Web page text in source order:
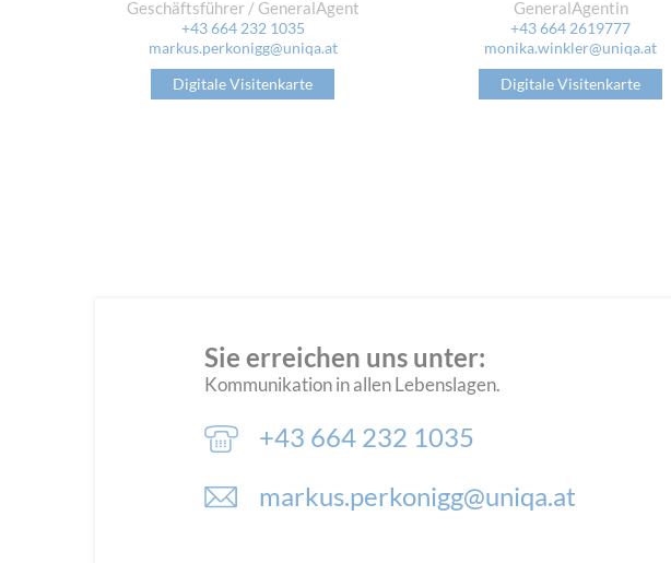
Geschäftsführer / GeneralAgent
+43 664 232 1035
markus.perkonigg@uniqa.at
Digitale Visitenkarte
GeneralAgentin
+43 664 2619777
monika.winkler@uniqa.at
Digitale Visitenkarte
Sie erreichen uns unter:
Kommunikation in allen Lebenslagen.
+43 664 232 1035
markus.perkonigg@uniqa.at